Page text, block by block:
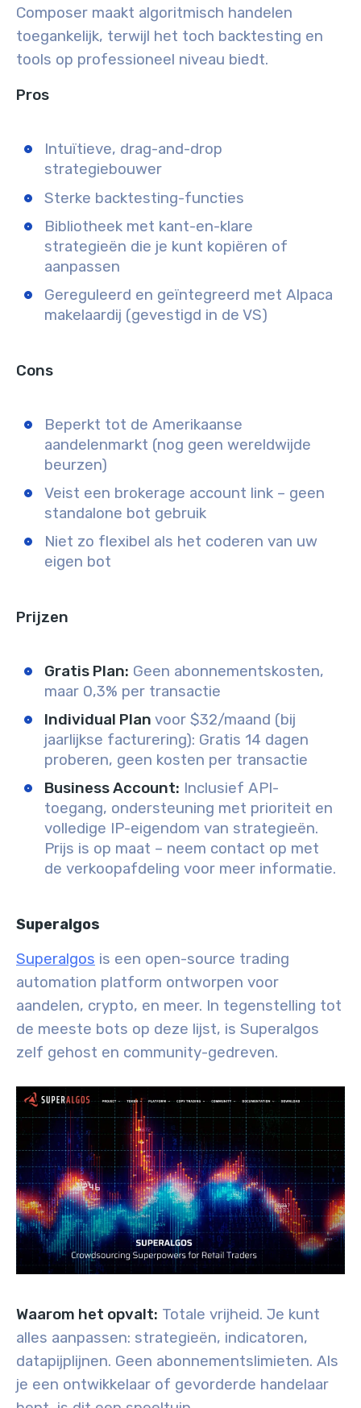
Composer maakt algoritmisch handelen
toegankelijk, terwijl het toch backtesting en
tools op professioneel niveau biedt.
Pros
Intuïtieve, drag-and-drop
strategiebouwer
Sterke backtesting-functies
Bibliotheek met kant-en-klare
strategieën die je kunt kopiëren of
aanpassen
Gereguleerd en geïntegreerd met Alpaca
makelaardij (gevestigd in de VS)
Cons
Beperkt tot de Amerikaanse
aandelenmarkt (nog geen wereldwijde
beurzen)
Veist een brokerage account link – geen
standalone bot gebruik
Niet zo flexibel als het coderen van uw
eigen bot
Prijzen
Gratis Plan: Geen abonnementskosten,
maar 0,3% per transactie
Individual Plan voor $32/maand (bij
jaarlijkse facturering): Gratis 14 dagen
proberen, geen kosten per transactie
Business Account: Inclusief API-
toegang, ondersteuning met prioriteit en
volledige IP-eigendom van strategieën.
Prijs is op maat – neem contact op met
de verkoopafdeling voor meer informatie.
Superalgos
Superalgos is een open-source trading
automation platform ontworpen voor
aandelen, crypto, en meer. In tegenstelling tot
de meeste bots op deze lijst, is Superalgos
zelf gehost en community-gedreven.
Waarom het opvalt: Totale vrijheid. Je kunt
alles aanpassen: strategieën, indicatoren,
datapijplijnen. Geen abonnementslimieten. Als
je een ontwikkelaar of gevorderde handelaar